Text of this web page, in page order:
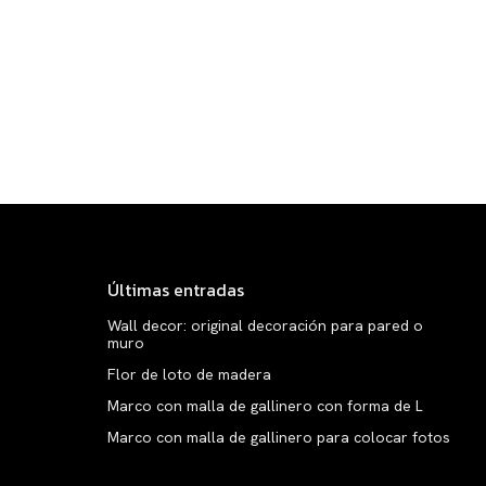
Últimas entradas
Wall decor: original decoración para pared o
muro
Flor de loto de madera
Marco con malla de gallinero con forma de L
Marco con malla de gallinero para colocar fotos